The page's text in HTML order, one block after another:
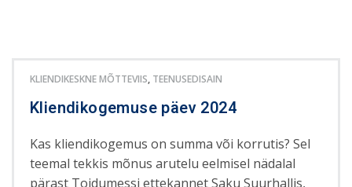
KLIENDIKESKNE MÕTTEVIIS, TEENUSEDISAIN
Kliendikogemuse päev 2024
Kas kliendikogemus on summa või korrutis? Sel
teemal tekkis mõnus arutelu eelmisel nädalal
pärast Toidumessi ettekannet Saku Suurhallis,